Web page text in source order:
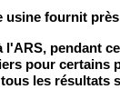
usine fournit près
l'ARS, pendant
pour certains
les résultats